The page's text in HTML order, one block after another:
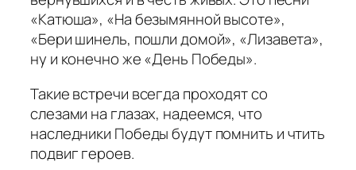
«Катюша», «На безымянной высоте»,
«Бери шинель, пошли домой», «Лизавета»,
ну и конечно же «День Победы».
Такие встречи всегда проходят со
слезами на глазах, надеемся, что
наследники Победы будут помнить и чтить
подвиг героев.